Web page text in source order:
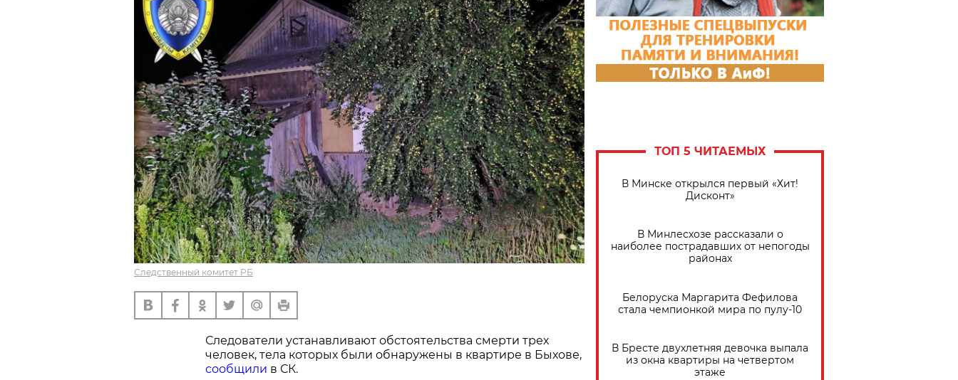
Следственный комитет РБ
Следователи устанавливают обстоятельства смерти трех
человек, тела которых были обнаружены в квартире в Быхове,
сообщили в СК.
ТОП 5 ЧИТАЕМЫХ
В Минске открылся первый «Хит!
Дисконт»
В Минлесхозе рассказали о
наиболее пострадавших от непогоды
районах
Белоруска Маргарита Фефилова
стала чемпионкой мира по пулу-10
В Бресте двухлетняя девочка выпала
из окна квартиры на четвертом
этаже